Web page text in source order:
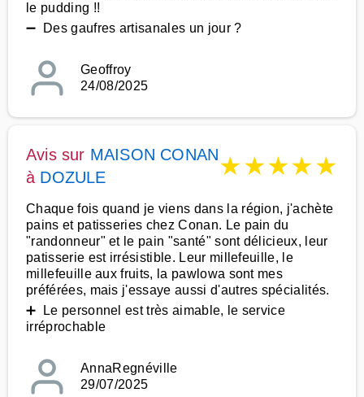
le pudding !!
➖ Des gaufres artisanales un jour ?
Geoffroy
24/08/2025
Avis sur MAISON CONAN
à DOZULE ★★★★★
Chaque fois quand je viens dans la région, j'achète
pains et patisseries chez Conan. Le pain du
"randonneur" et le pain "santé" sont délicieux, leur
patisserie est irrésistible. Leur millefeuille, le
millefeuille aux fruits, la pawlowa sont mes
préférées, mais j'essaye aussi d'autres spécialités.
➕ Le personnel est très aimable, le service
irréprochable
AnnaRegnéville
29/07/2025